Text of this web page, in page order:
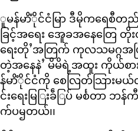
မန်မာိံိုင်ငံမြာ ဒီမိုကရေစီတ
ခြင့်အရေး အေူခအနေတြေ တို
ရေးတိုႛအတြက် ကုလသမဂ္ဂအဖြဲ
တဲ့အနေနဲႛ မိမိရဲ့အထူး ကိုယ်စ
န်မာိံိုင်ငံကို စေလြတ်သြားမ
င်းရေးမြြးခဵြပ် မင်္စတာ
က်ပၝတယ်၊၊